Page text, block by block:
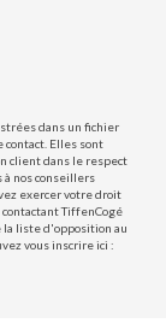
dans un fichier
Elles sont
client dans le respect
nos conseillers
exercer votre droit
TiffenCogé
la liste d'opposition au
vous inscrire ici :